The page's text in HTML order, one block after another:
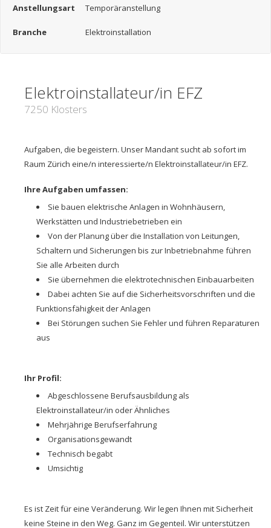
Anstellungsart Temporäranstellung
Branche Elektroinstallation
Elektroinstallateur/in EFZ
7250 Klosters
Aufgaben, die begeistern. Unser Mandant sucht ab sofort im
Raum Zürich eine/n interessierte/n Elektroinstallateur/in EFZ.
Ihre Aufgaben umfassen:
Sie bauen elektrische Anlagen in Wohnhäusern,
Werkstätten und Industriebetrieben ein
Von der Planung über die Installation von Leitungen,
Schaltern und Sicherungen bis zur Inbetriebnahme führen
Sie alle Arbeiten durch
Sie übernehmen die elektrotechnischen Einbauarbeiten
Dabei achten Sie auf die Sicherheitsvorschriften und die
Funktionsfähigkeit der Anlagen
Bei Störungen suchen Sie Fehler und führen Reparaturen
aus
Ihr Profil:
Abgeschlossene Berufsausbildung als
Elektroinstallateur/in oder Ähnliches
Mehrjährige Berufserfahrung
Organisationsgewandt
Technisch begabt
Umsichtig
Es ist Zeit für eine Veränderung. Wir legen Ihnen mit Sicherheit
keine Steine in den Weg. Ganz im Gegenteil. Wir unterstützen